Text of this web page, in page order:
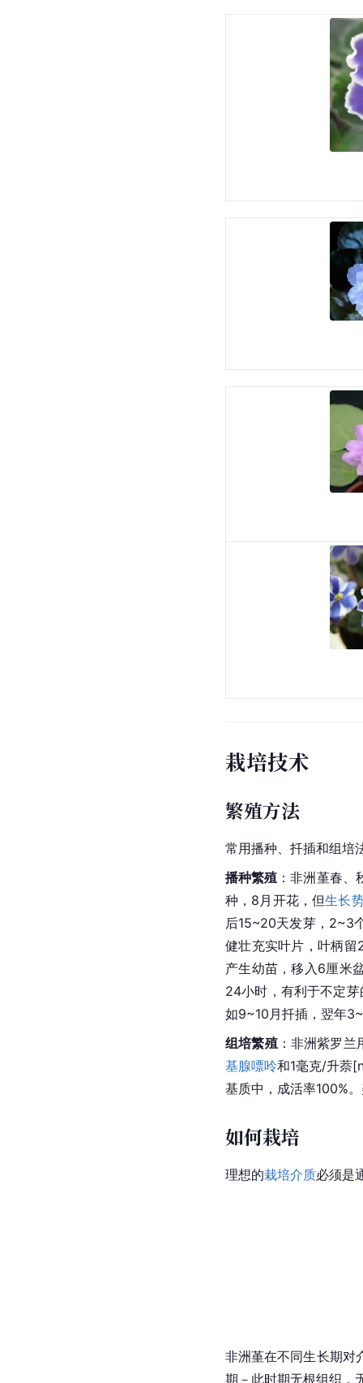
栽培技术
繁殖方法
常用播种、扦插和组培
播种繁殖 ：非洲堇春
种，8月开花，但生长
后15~20天发芽，2~3
健壮充实叶片，叶柄
产生幼苗，移入6厘米
24小时，有利于不定
如9~10月扦插，翌年
组培繁殖：非洲紫罗兰
基腺嘌呤和1毫克/升萘
基质中，成活率100%
如何栽培
理想的栽培介质必须是
非洲堇在不同生长期对
期－此时期无根组织，